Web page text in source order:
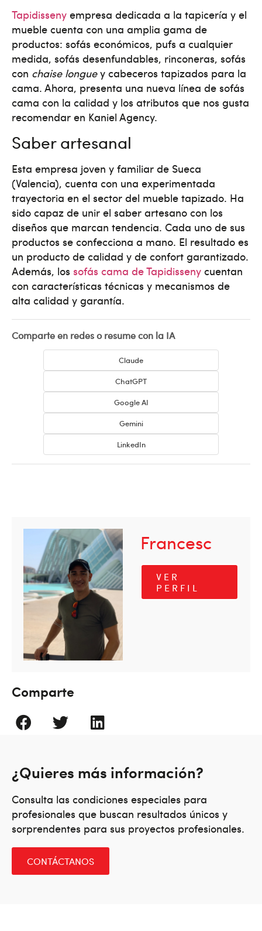
Tapidisseny empresa dedicada a la tapicería y el
mueble cuenta con una amplia gama de
productos: sofás económicos, pufs a cualquier
medida, sofás desenfundables, rinconeras, sofás
con chaise longuey cabeceros tapizados para la
cama. Ahora, presenta una nueva línea de sofás
cama con la calidad y los atributos que nos gusta
recomendar en Kaniel Agency.
Saber artesanal
Esta empresa joven y familiar de Sueca
(Valencia), cuenta con una experimentada
trayectoria en el sector del mueble tapizado. Ha
sido capaz de unir el saber artesano con los
diseños que marcan tendencia. Cada uno de sus
productos se confecciona a mano. El resultado es
un producto de calidad y de confort garantizado.
Además, los sofás cama de Tapidisseny cuentan
con características técnicas y mecanismos de
alta calidad y garantía.
Comparte en redes o resume con la IA
Claude
ChatGPT
Google AI
Gemini
LinkedIn
Francesc
VER
PERFIL
Comparte
¿Quieres más información?
Consulta las condiciones especiales para
profesionales que buscan resultados únicos y
sorprendentes para sus proyectos profesionales.
CONTÁCTANOS